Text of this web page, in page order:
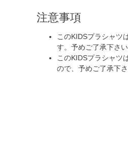
注意事項
このKIDSプラシャツ
す。予めご了承下さい
このKIDSプラシャツ
ので、予めご了承下さ